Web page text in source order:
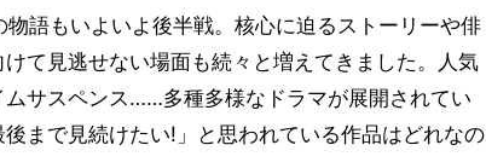
が続々!
語もいよいよ後半戦。核心に迫るストーリーや俳
て見逃せない場面も続々と増えてきました。人気
サスペンス……多種多様なドラマが展開されてい
まで見続けたい!」と思われている作品はどれなの